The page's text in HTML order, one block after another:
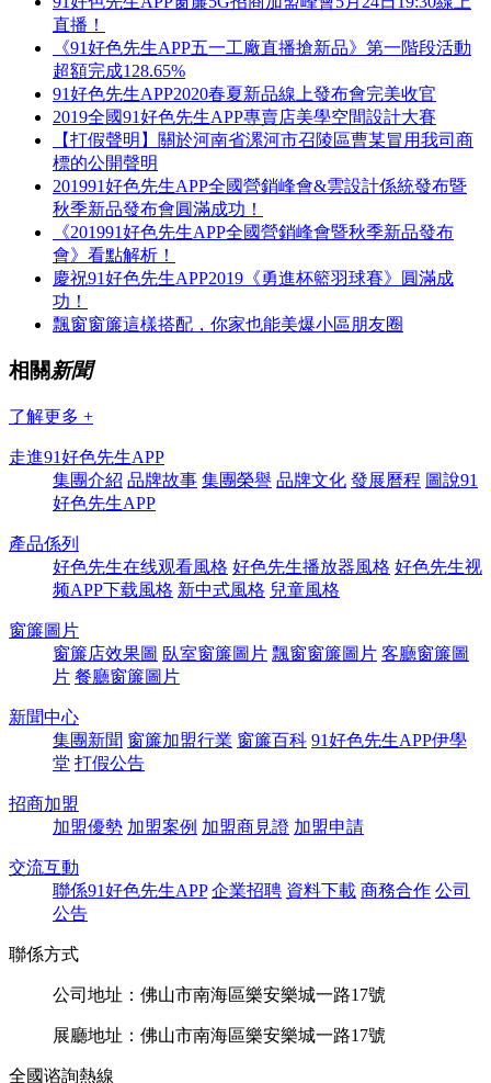
直播！
《91好色先生APP五一工廠直播搶新品》第一階段活動
超額完成128.65%
91好色先生APP2020春夏新品線上發布會完美收官
2019全國91好色先生APP專賣店美學空間設計大賽
【打假聲明】關於河南省漯河市召陵區曹某冒用我司商
標的公開聲明
201991好色先生APP全國營銷峰會&雲設計係統發布暨
秋季新品發布會圓滿成功！
《201991好色先生APP全國營銷峰會暨秋季新品發布
會》看點解析！
慶祝91好色先生APP2019《勇進杯籃羽球賽》圓滿成
功！
飄窗窗簾這樣搭配，你家也能美爆小區朋友圈
相關新聞
了解更多 +
走進91好色先生APP
集團介紹 品牌故事 集團榮譽 品牌文化 發展曆程 圖說91
好色先生APP
產品係列
好色先生在线观看風格 好色先生播放器風格 好色先生视
频APP下载風格 新中式風格 兒童風格
窗簾圖片
窗簾店效果圖 臥室窗簾圖片 飄窗窗簾圖片 客廳窗簾圖
片 餐廳窗簾圖片
新聞中心
集團新聞 窗簾加盟行業 窗簾百科 91好色先生APP伊學
堂 打假公告
招商加盟
加盟優勢 加盟案例 加盟商見證 加盟申請
交流互動
聯係91好色先生APP 企業招聘 資料下載 商務合作 公司
公告
聯係方式
公司地址：佛山市南海區樂安樂城一路17號
展廳地址：佛山市南海區樂安樂城一路17號
全國谘詢熱線